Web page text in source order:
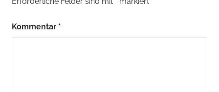
Kommentar *